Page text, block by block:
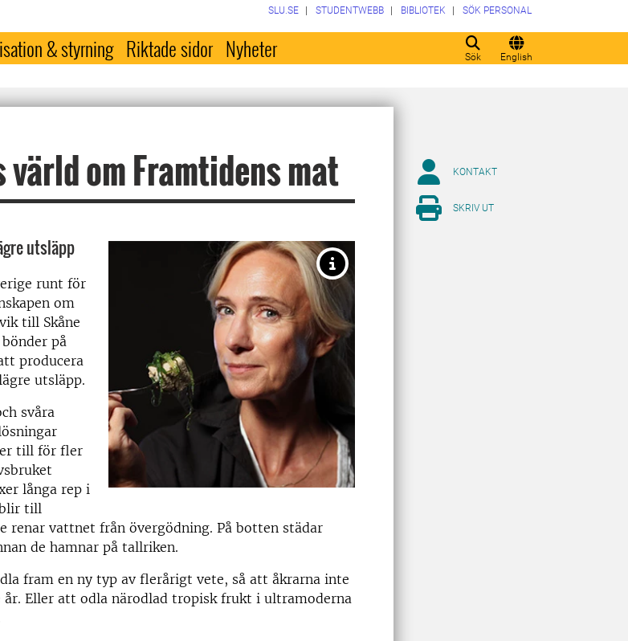
Sök English
SLU.SE STUDENTWEBB BIBLIOTEK SÖK PERSONAL
& styrning Riktade sidor Nyheter
värld om Framtidens mat
utsläpp
runt för
om
till Skåne
på
producera
utsläpp.
svåra
till för fler
långa rep i
blir till
renar vattnet från övergödning. På botten städar
de hamnar på tallriken.
fram en ny typ av flerårigt vete, så att åkrarna inte
år. Eller att odla närodlad tropisk frukt i ultramoderna
KONTAKT
SKRIV UT